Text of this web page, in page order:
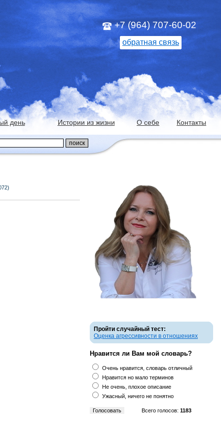
+7 (964) 707-60-02
обратная связь
день Истории из жизни О себе Контакты
Пройти случайный тест:
Оценка агрессивности в отношениях
Нравится ли Вам мой словарь?
Очень нравится, словарь отличный
Нравится но мало терминов
Не очень, плохое описание
Ужасный, ничего не понятно
Всего голосов: 1183